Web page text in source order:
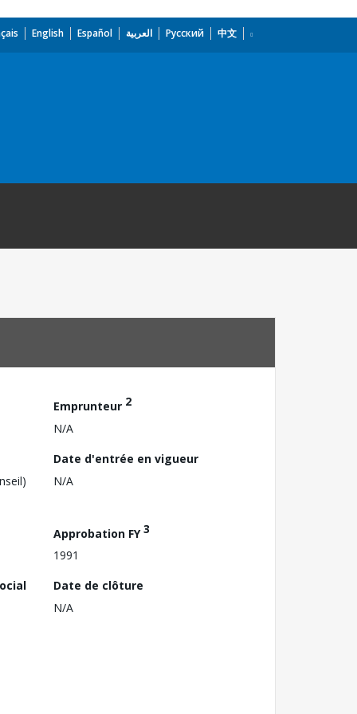
English Español العربية Русский 中文
Emprunteur 2
N/A
Date d'entrée en vigueur
N/A
Approbation FY3
1991
Date de clôture
N/A